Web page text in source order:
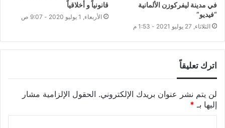
في مدينة ليفركوزن الألمانية
“فيديو”
الثلاثاء, 27 يوليو 2021 - 1:53 م
قانونياً و أخلاقياً
الأربعاء, 1 يوليو 2020 - 9:07 ص
اترك تعليقاً
لن يتم نشر عنوان بريدك الإلكتروني. الحقول الإلزامية مشار
إليها بـ *